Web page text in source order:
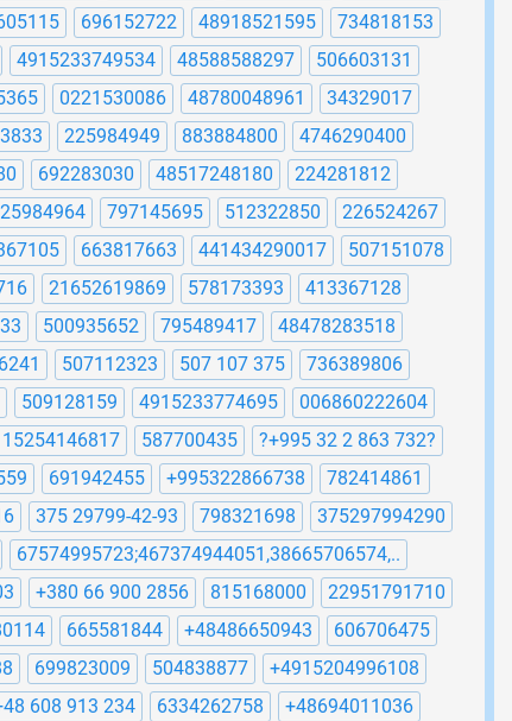
696152722 48918521595
734818153
4915233749534 48588588297
506603131
0221530086 48780048961
34329017
225984949 883884800
4746290400
692283030 48517248180
224281812
797145695 512322850
226524267
663817663 441434290017
507151078
21652619869 578173393
413367128
500935652 795489417
48478283518
507112323 507 107 375
736389806
509128159 4915233774695
006860222604
15254146817 587700435
?+995 32 2 863 732?
691942455 +995322866738
782414861
375 29799-42-93 798321698
375297994290
67574995723;467374944051,38665706574,..
+380 66 900 2856 815168000
22951791710
665581844 +48486650943
606706475
699823009 504838877
+4915204996108
608 913 234 6334262758
+48694011036